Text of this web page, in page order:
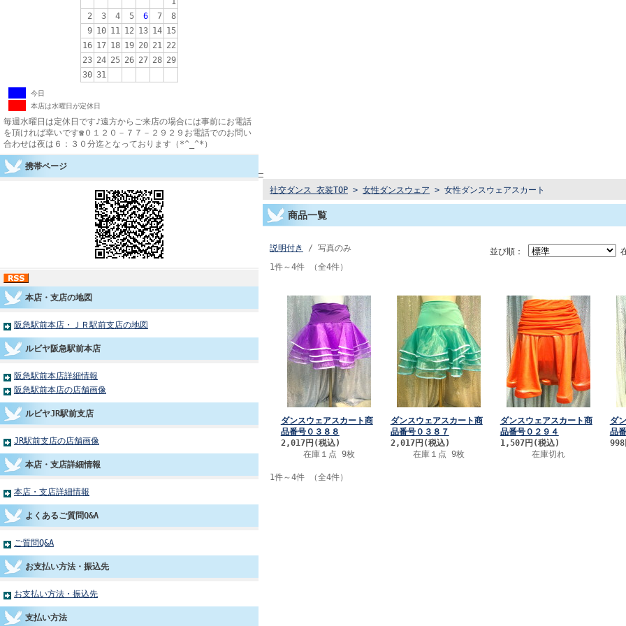
2
3 4 5 6 7
8
9 10 11 12 13 14 15
16 17 18 19 20 21 22
23 24 25 26 27 28 29
30 31
今日
本店は水曜日が定休日
毎週水曜日は定休日です♪遠方からご来店の場合には事前にお電話
を頂ければ幸いです☎０１２０－７７－２９２９お電話でのお問い
合わせは夜は６：３０分迄となっております（*^_^*）
携帯ページ
本店・支店の地図
阪急駅前本店・ＪＲ駅前支店の地図
ルビヤ阪急駅前本店
阪急駅前本店詳細情報
阪急駅前本店の店舗画像
ルビヤJR駅前支店
JR駅前支店の店舗画像
本店・支店詳細情報
本店・支店詳細情報
よくあるご質問Q&A
ご質問Q&A
お支払い方法・振込先
お支払い方法・振込先
支払い方法
社交ダンス 衣装TOP > 女性ダンスウェア > 女性ダンスウェアスカート
商品一覧
並び順：
説明付き
/ 写真のみ
1件～4件 （全4件）
ダンスウェアスカート商
品番号０３８８
2,017円 (税込)
在庫１点 9枚
ダンスウェアスカート商
品番号０３８７
2,017円 (税込)
在庫１点 9枚
ダンスウェアスカート商
品番号０２９４
1,507円 (税込)
在庫切れ
ダ
品
998
1件～4件 （全4件）